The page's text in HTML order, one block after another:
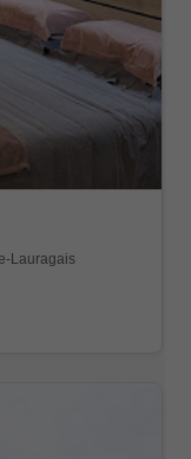
Lauragais